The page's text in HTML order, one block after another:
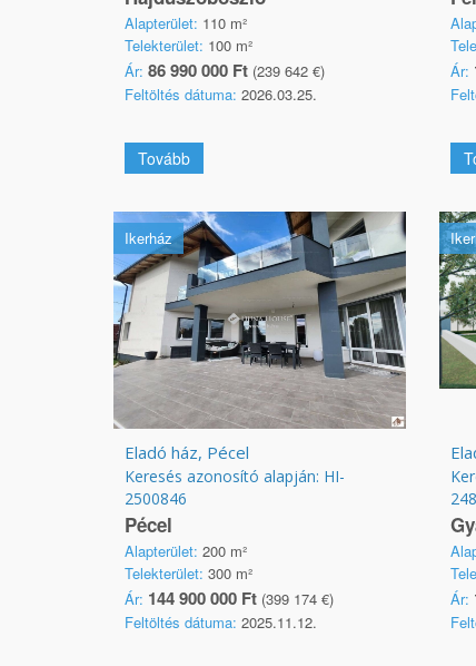
Alapterület: 110 m²
Telekterület: 100 m²
Ár: 86 990 000 Ft (239 642 €)
Feltöltés dátuma: 2026.03.25.
Tovább
Ár:
Ikerház
Eladó ház, Pécel
Keresés azonosító alapján: HI-
2500846
Pécel
Alapterület: 200 m²
Telekterület: 300 m²
Ár: 144 900 000 Ft (399 174 €)
Feltöltés dátuma: 2025.11.12.
Ár: